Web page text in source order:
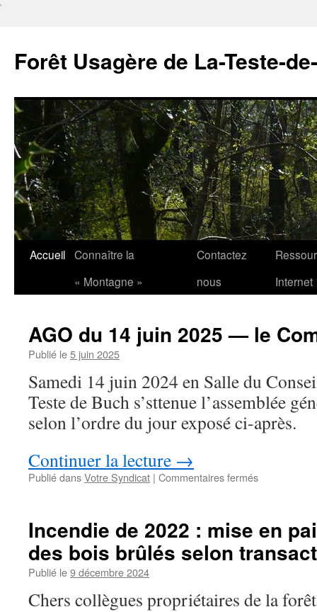
'
Forêt Usagère de La-Teste-
Aller
Accueil Connaître la
« Montagne »
Contactez
nous
Internet
AGO du 14 juin 2025 — le
Publié le5 juin 2025
Samedi 14 juin 2024 en Salle du
Teste de Buch s’sttenue l’assemblée
selon l’ordre du jour exposé ci-après.
Continuer la lecture →
Publié dansVotre Syndicat | Commentaires ferméssur
juin
2025
—
rendu
Incendie de 2022 : mise en
des bois brûlés selon
Publié le9 décembre 2024
Chers collègues propriétaires de la